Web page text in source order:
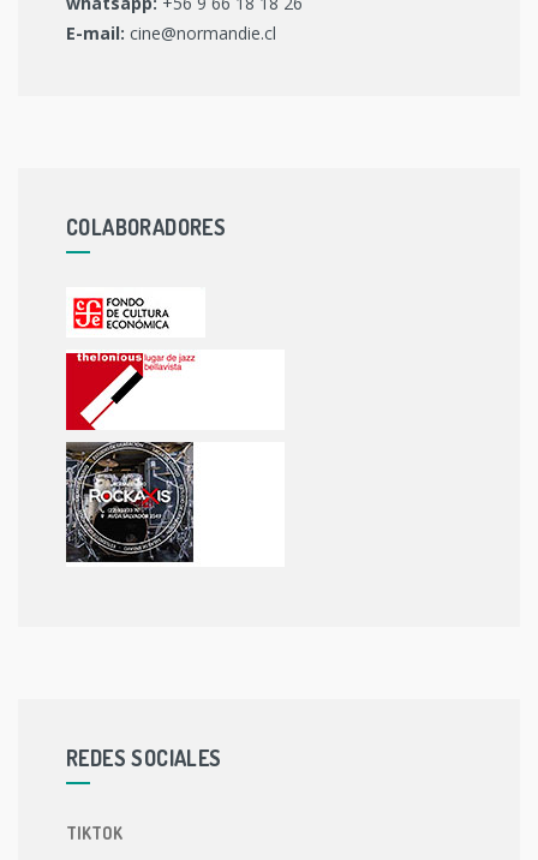
E-mail: cine@normandie.cl
COLABORADORES
REDES SOCIALES
TIKTOK